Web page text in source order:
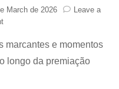
March de 2026
Leave a
on
Kids,
CORTIS,
marcantes e momentos
longo da premiação